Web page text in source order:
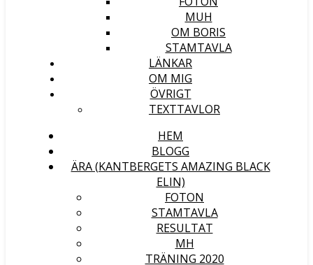
MUH
OM BORIS
STAMTAVLA
LÄNKAR
OM MIG
ÖVRIGT
TEXTTAVLOR
HEM
BLOGG
ÄRA (KANTBERGETS AMAZING BLACK
ELIN)
FOTON
STAMTAVLA
RESULTAT
MH
TRÄNING 2020